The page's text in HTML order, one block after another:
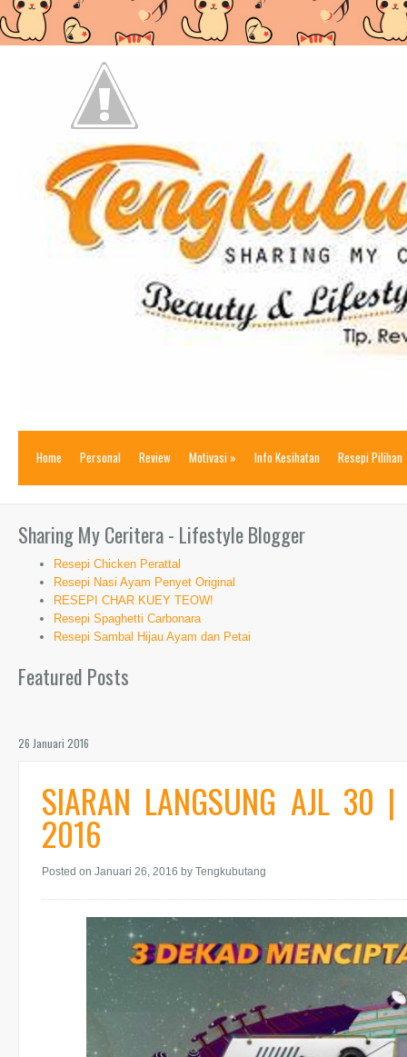
Home Personal Review Motivasi » Info Kesihatan Resepi Pilihan
Sharing My Ceritera - Lifestyle Blogger
Resepi Chicken Perattal
Resepi Nasi Ayam Penyet Original
RESEPI CHAR KUEY TEOW!
Resepi Spaghetti Carbonara
Resepi Sambal Hijau Ayam dan Petai
Featured Posts
26 Januari 2016
SIARAN LANGSUNG AJL 30
2016
Posted on Januari 26, 2016 by Tengkubutang